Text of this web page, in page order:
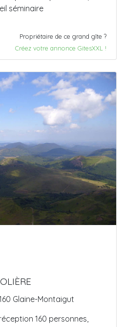
séminaire
Propriétaire de ce grand gîte ?
Créez votre annonce GitesXXL !
Glaine-Montaigut
160 personnes,